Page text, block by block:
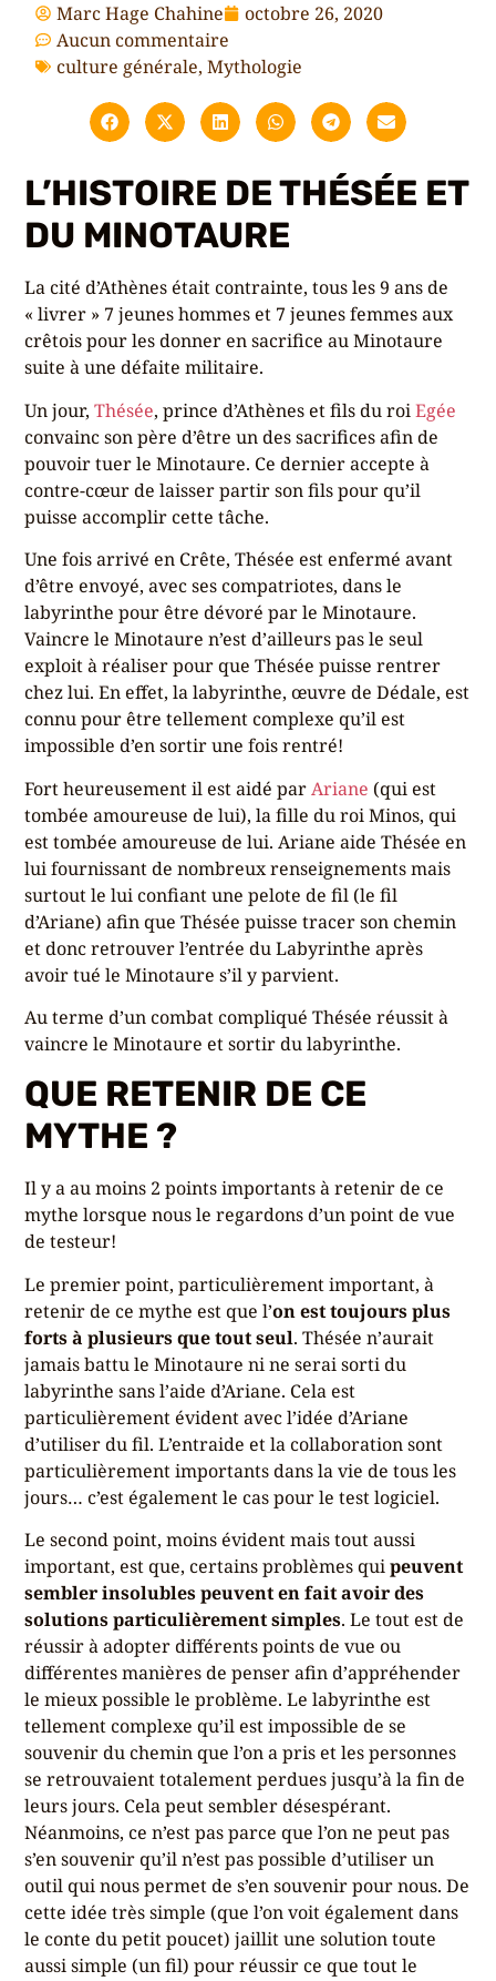
Marc Hage Chahine
octobre 26, 2020
Aucun commentaire
culture générale,Mythologie
L’HISTOIRE DE THÉSÉE ET
DU MINOTAURE
La cité d’Athènes était contrainte, tous les 9 ans de
« livrer » 7 jeunes hommes et 7 jeunes femmes aux
crêtois pour les donner en sacrifice au Minotaure
suite à une défaite militaire.
Un jour,Thésée, prince d’Athènes et fils du roiEgée
convainc son père d’être un des sacrifices afin de
pouvoir tuer le Minotaure. Ce dernier accepte à
contre-cœur de laisser partir son fils pour qu’il
puisse accomplir cette tâche.
Une fois arrivé en Crête, Thésée est enfermé avant
d’être envoyé, avec ses compatriotes, dans le
labyrinthe pour être dévoré par le Minotaure.
Vaincre le Minotaure n’est d’ailleurs pas le seul
exploit à réaliser pour que Thésée puisse rentrer
chez lui. En effet, la labyrinthe, œuvre de Dédale, est
connu pour être tellement complexe qu’il est
impossible d’en sortir une fois rentré!
Fort heureusement il est aidé parAriane (qui est
tombée amoureuse de lui), la fille du roi Minos, qui
est tombée amoureuse de lui. Ariane aide Thésée en
lui fournissant de nombreux renseignements mais
surtout le lui confiant une pelote de fil (le fil
d’Ariane) afin que Thésée puisse tracer son chemin
et donc retrouver l’entrée du Labyrinthe après
avoir tué le Minotaure s’il y parvient.
Au terme d’un combat compliqué Thésée réussit à
vaincre le Minotaure et sortir du labyrinthe.
QUE RETENIR DE CE
MYTHE ?
Il y a au moins 2 points importants à retenir de ce
mythe lorsque nous le regardons d’un point de vue
de testeur!
Le premier point, particulièrement important, à
retenir de ce mythe est que l’on est toujours plus
forts à plusieurs que tout seul. Thésée n’aurait
jamais battu le Minotaure ni ne serai sorti du
labyrinthe sans l’aide d’Ariane. Cela est
particulièrement évident avec l’idée d’Ariane
d’utiliser du fil. L’entraide et la collaboration sont
particulièrement importants dans la vie de tous les
jours… c’est également le cas pour le test logiciel.
Le second point, moins évident mais tout aussi
important, est que, certains problèmes quipeuvent
sembler insolubles peuvent en fait avoir des
solutions particulièrement simples. Le tout est de
réussir à adopter différents points de vue ou
différentes manières de penser afin d’appréhender
le mieux possible le problème. Le labyrinthe est
tellement complexe qu’il est impossible de se
souvenir du chemin que l’on a pris et les personnes
se retrouvaient totalement perdues jusqu’à la fin de
leurs jours. Cela peut sembler désespérant.
Néanmoins, ce n’est pas parce que l’on ne peut pas
s’en souvenir qu’il n’est pas possible d’utiliser un
outil qui nous permet de s’en souvenir pour nous. De
cette idée très simple (que l’on voit également dans
le conte du petit poucet) jaillit une solution toute
aussi simple (un fil) pour réussir ce que tout le